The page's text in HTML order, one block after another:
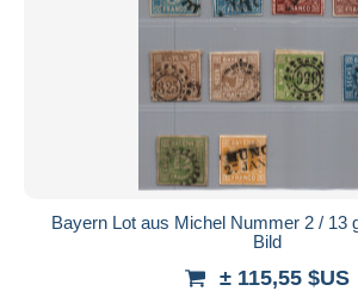
Bayern Lot aus Michel Nummer 2 / 13
Bild
± 115,55 $US